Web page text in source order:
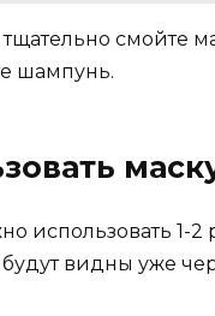
смойте
шампунь.
использовать 1-
видны уже